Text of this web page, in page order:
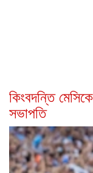
কিংবদন্তি
সভাপতি